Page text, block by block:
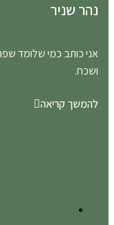
נהר שניר
אני כותב כמי שלומד
ושכח.
להמשך קריאה